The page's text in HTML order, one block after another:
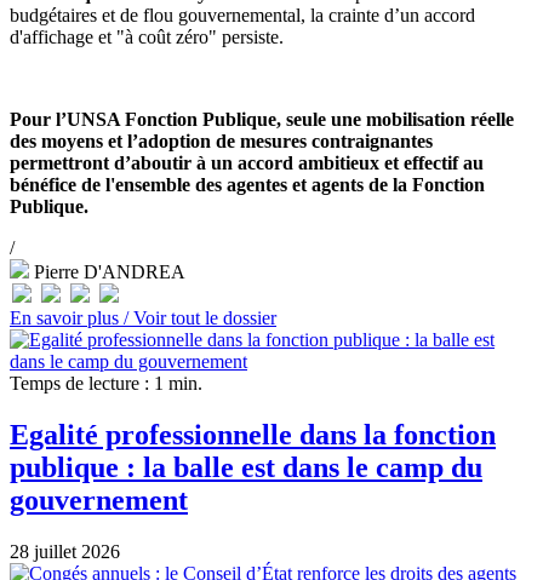
budgétaires et de flou gouvernemental, la crainte d’un accord
d'affichage et "à coût zéro" persiste.
Pour l’UNSA Fonction Publique, seule une mobilisation réelle
des moyens et l’adoption de mesures contraignantes
permettront d’aboutir à un accord ambitieux et effectif au
bénéfice de l'ensemble des agentes et agents de la Fonction
Publique.
/
Pierre D'ANDREA
En savoir plus /Voir tout le dossier
Temps de lecture : 1 min.
Egalité professionnelle dans la fonction
publique : la balle est dans le camp du
gouvernement
28 juillet 2026